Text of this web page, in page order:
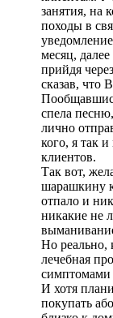
занятия, на
походы в
месяц,
прийдя
сказав, что
спела
лично
кого, я так
клиентов.
Так вот,
шарашкину
отпало и
никакие не
Но реально,
лечебная
симптомами
И хотя
покупать